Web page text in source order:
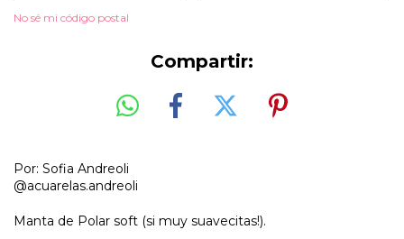
No sé mi código postal
Compartir:
Por: Sofia Andreoli
@acuarelas.andreoli
Manta de Polar soft (si muy suavecitas!).